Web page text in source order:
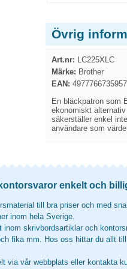
Övrig
Art.nr: LC225XLC
Märke: Brother
EAN: 4977766735957
En bläckpatron som
ekonomiskt
säkerställer enkel
användare som
enkelt och
till bra priser och med
inom hela Sverige.
skrivbordsartiklar och
fika mm. Hos oss hittar du allt
via vår webbplats eller kontakta